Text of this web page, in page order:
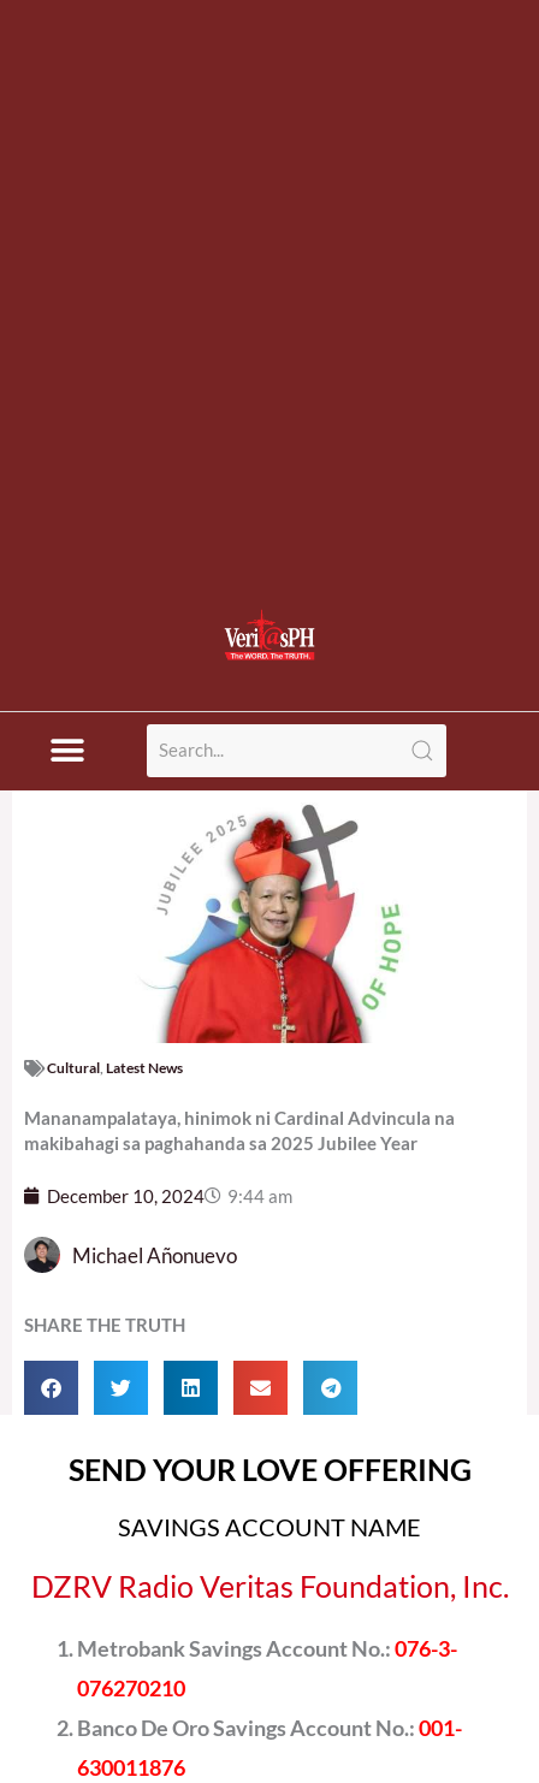
Cultural Latest News
Mananampalataya, hinimok ni Cardinal Advincula na
makibahagi sa paghahanda sa 2025 Jubilee Year
December 10, 2024 9:44 am
Michael Añonuevo
SHARE THE TRUTH
SEND YOUR LOVE OFFERING
SAVINGS ACCOUNT NAME
DZRV Radio Veritas Foundation, Inc.
Metrobank Savings Account No.:076-3-
076270210
Banco De Oro Savings Account No.:001-
630011876